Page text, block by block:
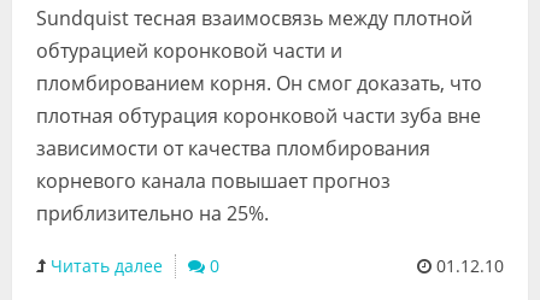
Sundquist тесная взаимосвязь между плотной
обтурацией коронковой части и
пломбированием корня. Он смог доказать, что
плотная обтурация коронковой части зуба вне
зависимости от качества пломбирования
корневого канала повышает прогноз
приблизительно на 25%.
Читать далее 0 01.12.10